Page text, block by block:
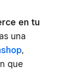
en tu
una
,
que